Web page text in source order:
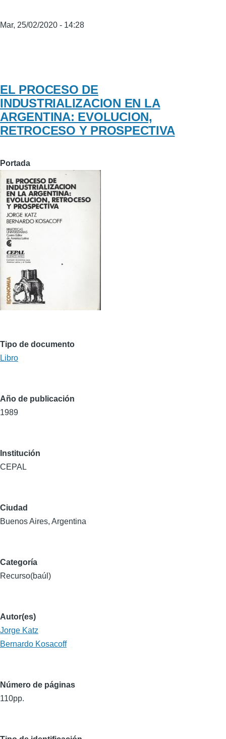
Mar, 25/02/2020 - 14:28
EL PROCESO DE
INDUSTRIALIZACION EN LA
ARGENTINA: EVOLUCION,
RETROCESO Y PROSPECTIVA
Portada
Tipo de documento
Libro
Año de publicación
1989
Institución
CEPAL
Ciudad
Buenos Aires, Argentina
Categoría
Recurso(baúl)
Autor(es)
Jorge Katz
Bernardo Kosacoff
Número de páginas
110pp.